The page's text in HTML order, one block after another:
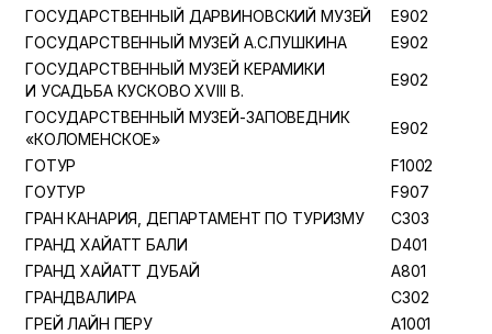
ГОСУДАРСТВЕННЫЙ ДАРВИНОВСКИЙ МУЗЕЙ
E902
ГОСУДАРСТВЕННЫЙ МУЗЕЙ А.С.ПУШКИНА
E902
ГОСУДАРСТВЕННЫЙ МУЗЕЙ КЕРАМИКИ
И УСАДЬБА КУСКОВО XVIII В.
E902
ГОСУДАРСТВЕННЫЙ МУЗЕЙ-ЗАПОВЕДНИК
«КОЛОМЕНСКОЕ»
E902
ГОТУР
F1002
ГОУТУР
F907
ГРАН КАНАРИЯ, ДЕПАРТАМЕНТ ПО ТУРИЗМУ
C303
ГРАНД ХАЙАТТ БАЛИ
D401
ГРАНД ХАЙАТТ ДУБАЙ
A801
ГРАНДВАЛИРА
C302
ГРЕЙ ЛАЙН ПЕРУ
A1001